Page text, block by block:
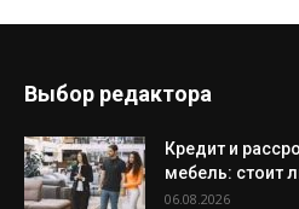
Выбор редактора
Кредит и
мебель: стоит
06.08.2026